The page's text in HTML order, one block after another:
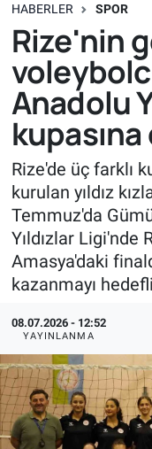
HABERLER SPOR
Rize'nin
Anadolu
Rize'de üç farklı
kurulan yıldız
Temmuz'da
Yıldızlar Ligi'nde
Amasya'daki
kazanmayı
08.07.2026 - 12:52
YAYINLANMA
Süper Lig
Tüm Manşetler
Son Dakika
Haber Arşivi